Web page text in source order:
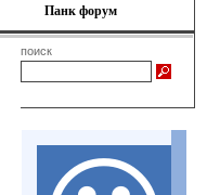
Панк форум
поиск